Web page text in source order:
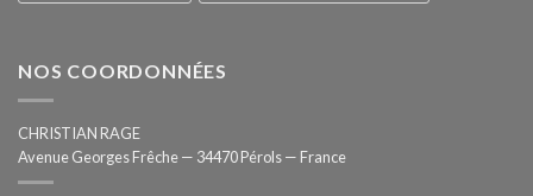
NOS COORDONNÉES
CHRISTIAN RAGE
Avenue Georges Frêche — 34470 Pérols — France